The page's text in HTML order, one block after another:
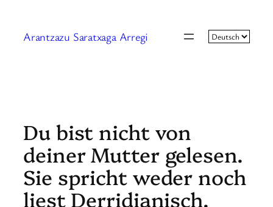
springen
Arantzazu Saratxaga Arregi
Du bist nicht von
deiner Mutter gelesen.
Sie spricht weder noch
liest Derridianisch.